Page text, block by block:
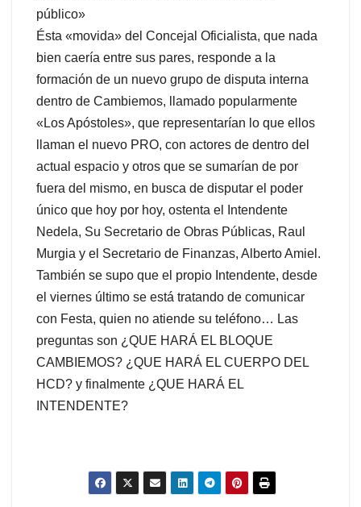
público»
Ésta «movida» del Concejal Oficialista, que nada
bien caería entre sus pares, responde a la
formación de un nuevo grupo de disputa interna
dentro de Cambiemos, llamado popularmente
«Los Apóstoles», que representarían lo que ellos
llaman el nuevo PRO, con actores de dentro del
actual espacio y otros que se sumarían de por
fuera del mismo, en busca de disputar el poder
único que hoy por hoy, ostenta el Intendente
Nedela, Su Secretario de Obras Públicas, Raul
Murgia y el Secretario de Finanzas, Alberto Amiel.
También se supo que el propio Intendente, desde
el viernes último se está tratando de comunicar
con Festa, quien no atiende su teléfono… Las
preguntas son ¿QUE HARÁ EL BLOQUE
CAMBIEMOS? ¿QUE HARÁ EL CUERPO DEL
HCD? y finalmente ¿QUE HARÁ EL
INTENDENTE?